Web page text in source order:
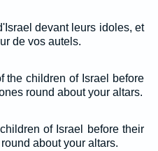
devant leurs idoles, et
de vos autels.
the children of Israel before
round about your altars.
of Israel before their
about your altars.